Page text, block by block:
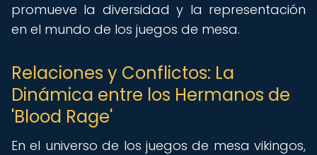
promueve la diversidad y la representación
en el mundo de los juegos de mesa.
Relaciones y Conflictos: La
Dinámica entre los Hermanos de
'Blood Rage'
En el universo de los juegos de mesa vikingos,